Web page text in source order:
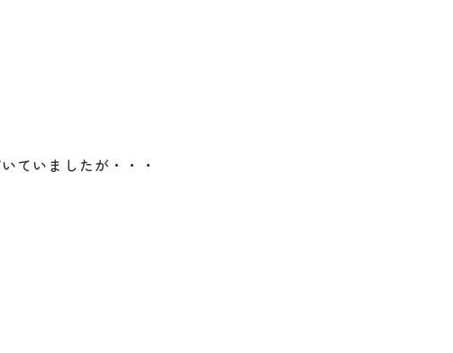
ていましたが・・・